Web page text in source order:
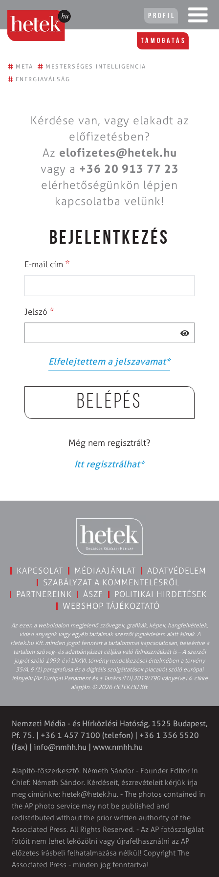
Profil
Támogatás
# META # MESTERSÉGES INTELLIGENCIA
# ENERGIAVÁLSÁG
Kérdése van, vagy elakadt az
előfizetésben?
Az elofizetes@hetek.hu
vagy a +36 20 913 77 23
elérhetőségünkön lépjen
kapcsolatba velünk!
BEJELENTKEZÉS
E-mail cím *
Jelszó *
Elfelejtettem a jelszavamat*
Belépés
Még nem regisztrált?
Itt regisztrálhat*
KAPCSOLAT MÉDIAAJÁNLAT
ADATVÉDELEM
SZABÁLYZAT A KOMMENTELÉSRŐL
PARTNEREINK
ÁSZF
POLITIKAI HIRDETÉSEK
WEBSHOP TÁJÉKOZTATÓ
Az ezen a weboldalon megjelenő szövegek, grafikák, képek, hangfelvételek,
video anyagok vagy egyéb tartalmak szerzői jogvédelem alatt állnak. A
Hetek.hu Kft. minden jogot fenntart a tartalommal kapcsolatosan, beleértve a
tartalom szöveg- és adatbányászat céljára való felhasználását is – A szerzői
jogról szóló 1999. évi LXXVI. törvény rendelkezései értelmében a törvény
35/A. § (1) paragrafusa és a digitális szolgáltatások piacairól szóló európai
irányelv (Az Európai Parlament és a Tanács (EU) 2019/790 Irányelve) 4. cikke
alapján. © 2026 HETEK.HU Kft.
Nemzeti Média - és Hírközlési Hatóság, 1525 Budapest,
Pf. 75. | +36 1 457 7100 (telefon) | +36 1 356 5520
(fax) | info@nmhh.hu | www.nmhh.hu
Alapító-főszerkesztő: Németh Sándor - Founder Editor in
Chief: Németh Sándor. Kérdéseit, észrevételeit kérjük írja
meg címünkre: hetek@hetek.hu. - The photos contained in
the AP photo service may not be published and
redistributed without the prior written authority of the
Associated Press. All Rights Reserved. - Az AP fotószolgálat
fotóit nem lehet leközölni vagy újrafelhasználni az AP
előzetes írásbeli felhatalmazása nélkül! Copyright The
Associated Press - minden jog fenntartva!